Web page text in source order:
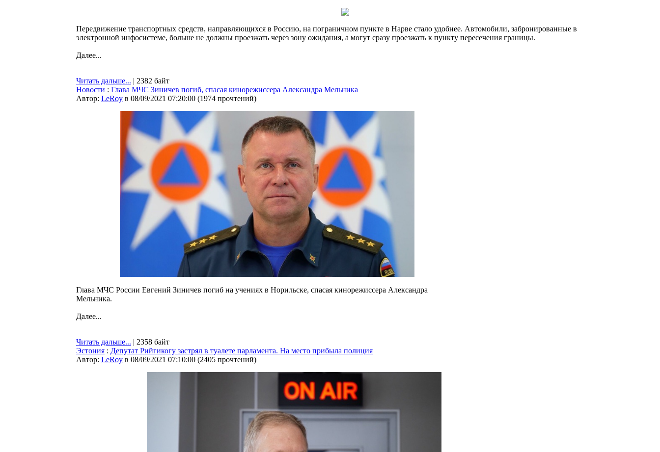
Передвижение транспортных средств, направляющихся в Россию, на пограничном пункте в Нарве стало удобнее. Автомобили, забронированные в
электронной инфосистеме, больше не должны проезжать через зону ожидания, а могут сразу проезжать к пункту пересечения границы.
Далее...
Читать дальше... | 2382 байт
Новости : Глава МЧС Зиничев погиб, спасая кинорежиссера Александра Мельника
Автор: LeRoy в 08/09/2021 07:20:00 (1974 прочтений)
Глава МЧС России Евгений Зиничев погиб на учениях в Норильске, спасая кинорежиссера Александра
Мельника.
Далее...
Читать дальше... | 2358 байт
Эстония : Депутат Рийгикогу застрял в туалете парламента. На место прибыла полиция
Автор: LeRoy в 08/09/2021 07:10:00 (2405 прочтений)